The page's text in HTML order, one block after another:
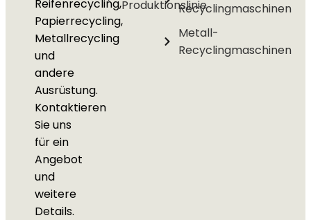
Reifenrecycling,
Papierrecycling,
Metallrecycling
und
andere
Ausrüstung.
Kontaktieren
Sie uns
für ein
Angebot
und
weitere
Details.
ProduktionslinieRecyclingmaschinen
Metall-
Recyclingmaschinen